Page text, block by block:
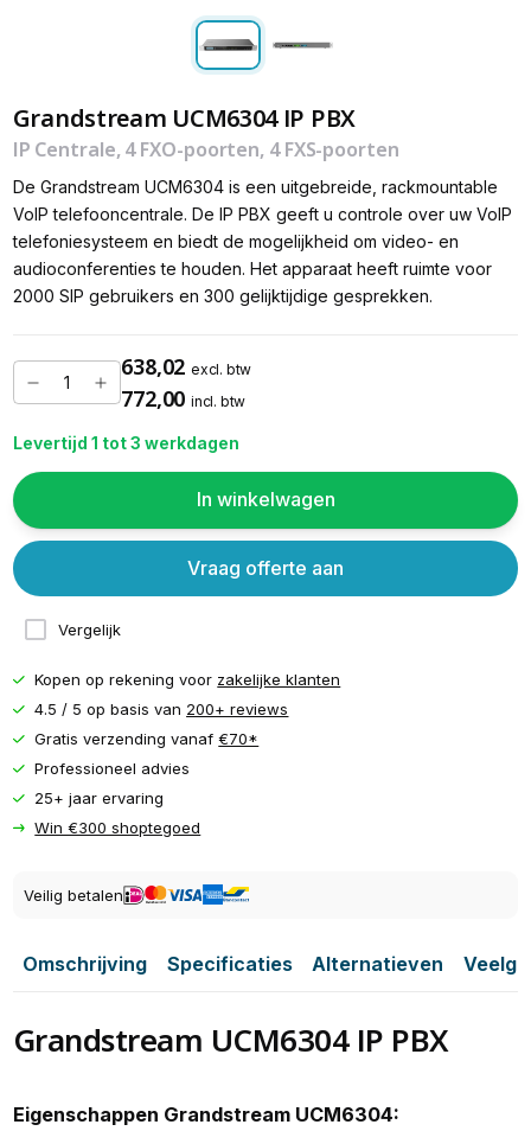
Grandstream UCM6304 IP PBX
IP Centrale, 4 FXO-poorten, 4 FXS-poorten
De Grandstream UCM6304 is een uitgebreide, rackmountable
VoIP telefooncentrale. De IP PBX geeft u controle over uw VoIP
telefoniesysteem en biedt de mogelijkheid om video- en
audioconferenties te houden. Het apparaat heeft ruimte voor
2000 SIP gebruikers en 300 gelijktijdige gesprekken.
638,02 excl. btw
772,00 incl. btw
Levertijd 1 tot 3 werkdagen
In winkelwagen
Vergelijk
Vraag offerte aan
Kopen op rekening voor zakelijke klanten
4.5 / 5 op basis van 200+ reviews
Gratis verzending vanaf€70*
Professioneel advies
25+ jaar ervaring
Win €300 shoptegoed
Veilig betalen
Omschrijving Specificaties Alternatieven
Grandstream UCM6304 IP PBX
Eigenschappen Grandstream UCM6304: